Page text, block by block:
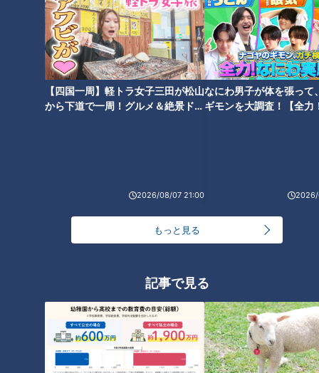
【四国一周】軽トラ女子三田が松山
から下道で一周！グルメ＆絶景ドラ
2026/08/07 21:00
なにわ男子が体を張って
ギモンを大調査！【全力
2026/
もっと見る
記事で見る
「いか豆腐だんご」の作り方
【キユーピー３分クッキング】
「赤えびのマリネ」の作り方
【キユーピー３分クッキング】
「ココナッツカレーラーメン」
の作り方【キユーピー３分クッ
「牛肉のタリアータ」の作り方
【キユーピー３分クッキング】